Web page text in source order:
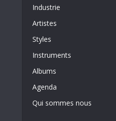
Industrie
Artistes
Styles
Instruments
Albums
Agenda
Qui sommes nous